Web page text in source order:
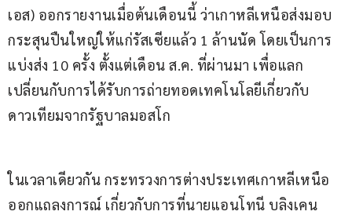
เอส) ออกรายงานเมื่อต้นเดือนนี้ ว่าเกาหลีเหนือส่งมอบ
กระสุนปืนใหญ่ให้แก่รัสเซียแล้ว 1 ล้านนัด โดยเป็นการ
แบ่งส่ง 10 ครั้ง ตั้งแต่เดือน ส.ค. ที่ผ่านมา เพื่อแลก
เปลี่ยนกับการได้รับการถ่ายทอดเทคโนโลยีเกี่ยวกับ
ดาวเทียมจากรัฐบาลมอสโก
ในเวลาเดียวกัน กระทรวงการต่างประเทศเกาหลีเหนือ
ออกแถลงการณ์ เกี่ยวกับการที่นายแอนโทนี บลิงเคน